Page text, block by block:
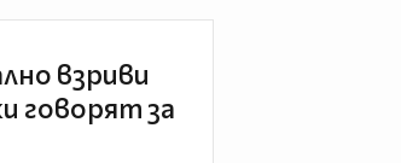
взриви
говорят за